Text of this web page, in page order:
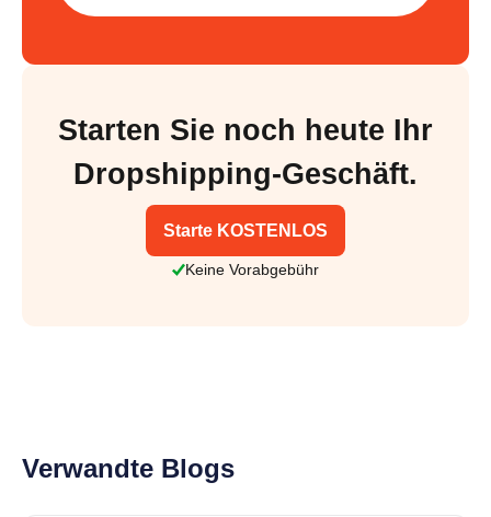
Starten Sie noch heute Ihr
Dropshipping-Geschäft.
Starte KOSTENLOS
Keine Vorabgebühr
Verwandte Blogs